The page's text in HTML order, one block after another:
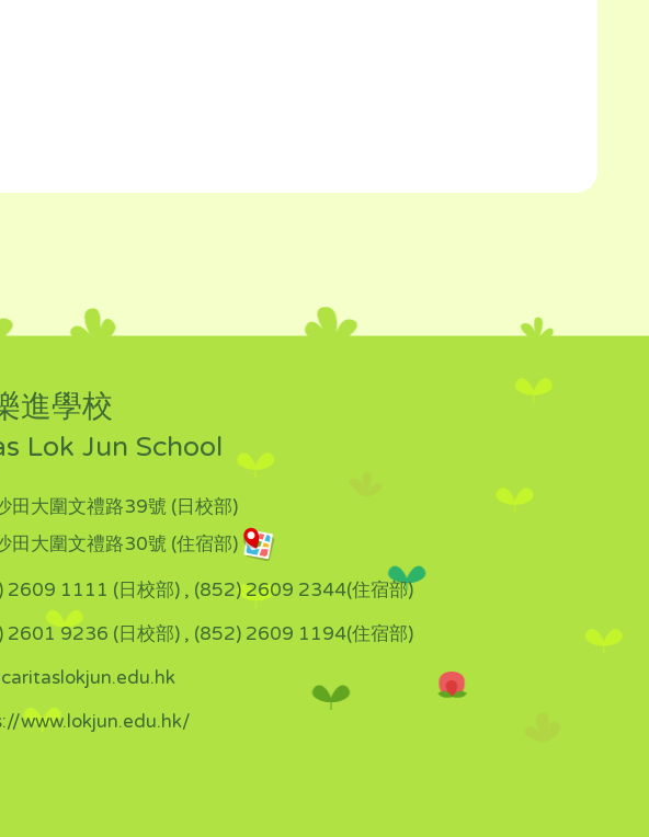
進學校
Lok Jun School
田大圍文禮路39號 (日校部)
田大圍文禮路30號 (住宿部)
2609 1111 (日校部) , (852) 2609 2344(住宿部)
2601 9236 (日校部) , (852) 2609 1194(住宿部)
www.lokjun.edu.hk/